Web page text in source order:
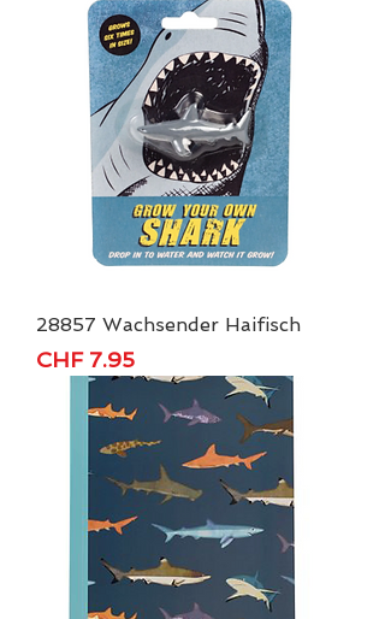
28857 Wachsender Haifisch
Price
CHF 7.95